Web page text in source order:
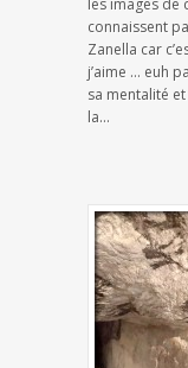
connaissent
Zanella car
j’aime … euh
sa mentalité
la...